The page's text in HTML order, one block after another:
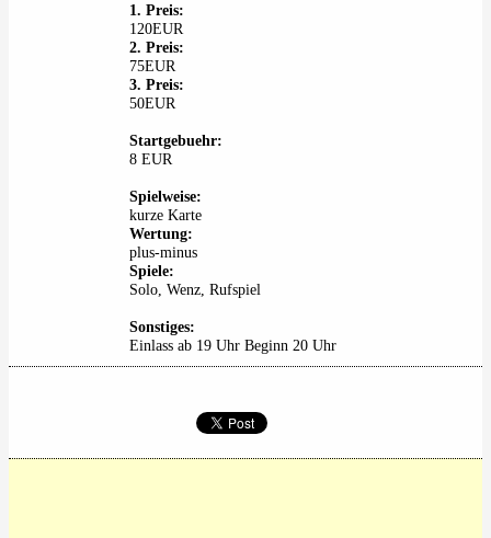
1. Preis:
120EUR
2. Preis:
75EUR
3. Preis:
50EUR
Startgebuehr:
8 EUR
Spielweise:
kurze Karte
Wertung:
plus-minus
Spiele:
Solo, Wenz, Rufspiel
Sonstiges:
Einlass ab 19 Uhr Beginn 20 Uhr